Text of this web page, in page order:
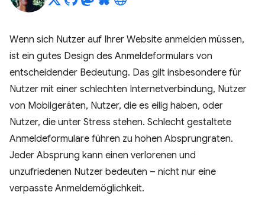
Wenn sich Nutzer auf Ihrer Website anmelden müssen,
ist ein gutes Design des Anmeldeformulars von
entscheidender Bedeutung. Das gilt insbesondere für
Nutzer mit einer schlechten Internetverbindung, Nutzer
von Mobilgeräten, Nutzer, die es eilig haben, oder
Nutzer, die unter Stress stehen. Schlecht gestaltete
Anmeldeformulare führen zu hohen Absprungraten.
Jeder Absprung kann einen verlorenen und
unzufriedenen Nutzer bedeuten – nicht nur eine
verpasste Anmeldemöglichkeit.